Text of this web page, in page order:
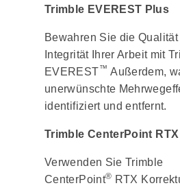
Trimble EVEREST Plus
Bewahren Sie die Qualität
Integrität Ihrer Arbeit mit
EVEREST™ Außerdem,
unerwünschte
identifiziert und entfernt.
Trimble CenterPoint RTX
Verwenden Sie Trimble
CenterPoint® RTX